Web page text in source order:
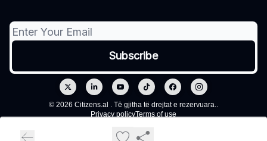
© 2026 Citizens.al . Të gjitha të drejtat e rezervuara..
Privacy policyTerms of use
Powered by beehiiv